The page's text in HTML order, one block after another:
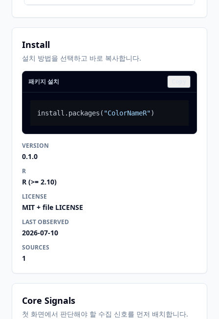
Install
설치 방법을 선택하고 바로 복사합니다.
패키지 설치
install.packages ( "ColorNameR")
VERSION
0.1.0
R
R (>= 2.10)
LICENSE
MIT + file LICENSE
LAST OBSERVED
2026-07-10
SOURCES
1
Core Signals
첫 화면에서 판단해야 할 수집 신호를 먼저 배치합니다.